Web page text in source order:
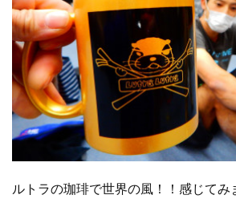
ルトラの珈琲で世界の風！！感じてみ